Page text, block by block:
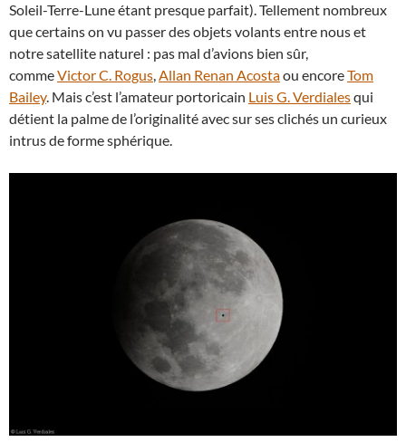
Soleil-Terre-Lune étant presque parfait). Tellement nombreux
que certains on vu passer des objets volants entre nous et
notre satellite naturel : pas mal d’avions bien sûr,
commeVictor C. Rogus,Allan Renan Acostaou encoreTom
Bailey. Mais c’est l’amateur portoricain Luis G. Verdialesqui
détient la palme de l’originalité avec sur ses clichés un curieux
intrus de forme sphérique.